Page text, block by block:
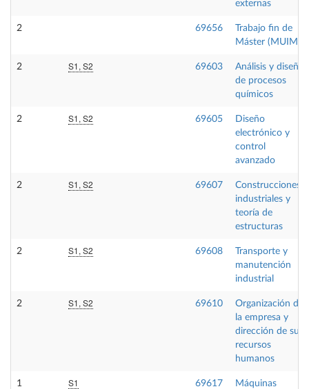
externas
2 69656
Trabajo fin de
Máster (MUIM)
2 S1, S2 69603
Análisis y diseño
de procesos
químicos
2 S1, S2 69605
Diseño
electrónico y
control
avanzado
2 S1, S2 69607
Construcciones
industriales y
teoría de
estructuras
2 S1, S2 69608
Transporte y
manutención
industrial
2 S1, S2 69610
Organización de
la empresa y
dirección de sus
recursos
humanos
1 S1 69617
Máquinas